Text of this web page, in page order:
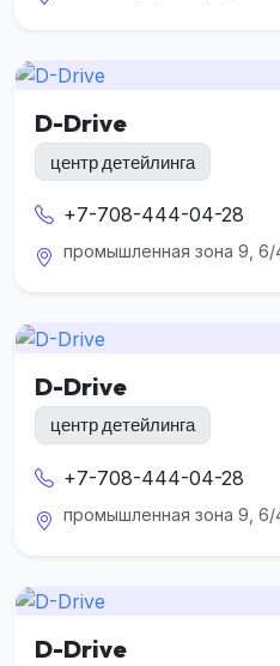
D-Drive
центр детейлинга
+7-708-444-04-28
промышленная зона 9, 6/
D-Drive
центр детейлинга
+7-708-444-04-28
промышленная зона 9, 6/
D-Drive